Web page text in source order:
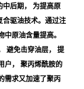
中后期， 为提高原
合驱油技术。通过注
原油含量提高。
避免击穿油层， 提
户， 聚丙烯酰胺的
需求又加速了聚丙